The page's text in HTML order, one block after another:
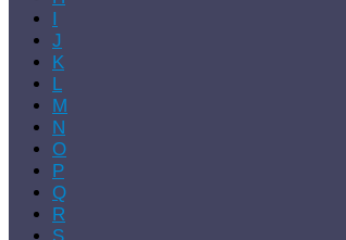
I
J
K
L
M
N
O
P
Q
R